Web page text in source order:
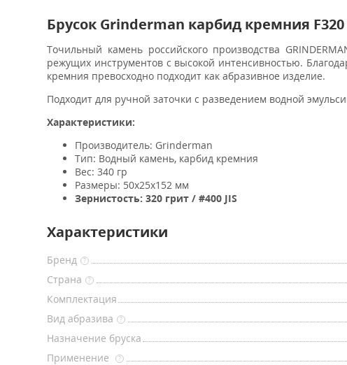
Брусок Grinderman карбид кремния F320
Точильный камень российского производства
режущих инструментов с высокой интенсивностью.
кремния превосходно подходит как абразивное изделие.
Подходит для ручной заточки с разведением водной
Характеристики:
Производитель: Grinderman
Тип: Водный камень, карбид кремния
Вес: 340 гр
Размеры: 50х25х152 мм
Зернистость: 320 грит / #400 JIS
Характеристики
Бренд ?
Страна
?
Комплектация
Вид абразива
?
Назначение бруска
Применение ?